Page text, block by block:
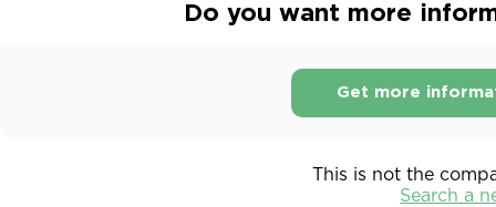
Do you want more
Get more
This is not the
Search a